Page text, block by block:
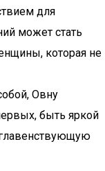
для
может стать
которая не
Овну
быть яркой
главенствующую